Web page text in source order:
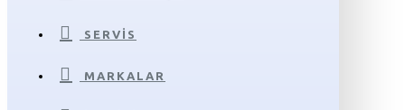
SERVIS
MARKALAR